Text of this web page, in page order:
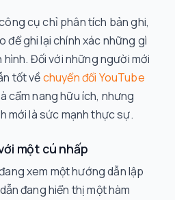
cụ chỉ phân tích bản ghi,
để ghi lại chính xác những gì
Đối với những người mới
tốt vềchuyển đổi YouTube
cẩm nang hữu ích, nhưng
mới là sức mạnh thực sự.
một cú nhấp
xem một hướng dẫn lập
đang hiển thị một hàm